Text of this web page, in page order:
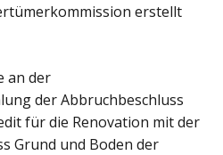
erstellt
an der
der Abbruchbeschluss
für die Renovation mit der
Grund und Boden der